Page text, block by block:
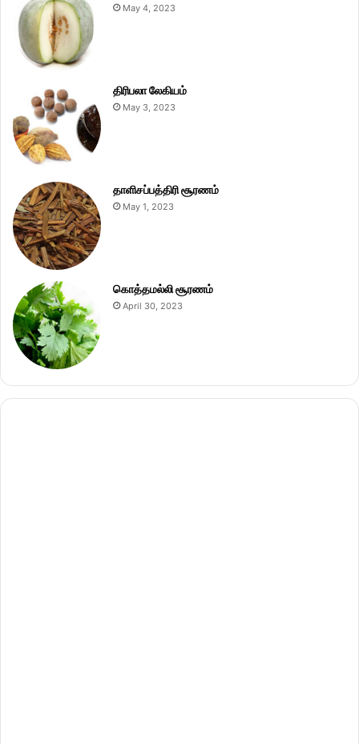
May 4, 2023
திரிபலா லேகியம்
May 3, 2023
தாளிசப்பத்திரி சூரணம்
May 1, 2023
கொத்தமல்லி சூரணம்
April 30, 2023